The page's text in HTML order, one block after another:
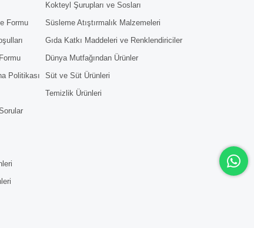
Formu
Politikası
Kokteyl Şurupları ve Sosları
Süsleme Atıştırmalık Malzemeleri
Gıda Katkı Maddeleri ve Renklendiriciler
Dünya Mutfağından Ürünler
Süt ve Süt Ürünleri
Temizlik Ürünleri